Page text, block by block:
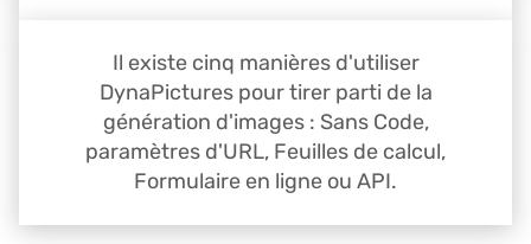
Il existe cinq manières d'utiliser
DynaPictures pour tirer parti de la
génération d'images : Sans Code,
paramètres d'URL, Feuilles de calcul,
Formulaire en ligne ou API.